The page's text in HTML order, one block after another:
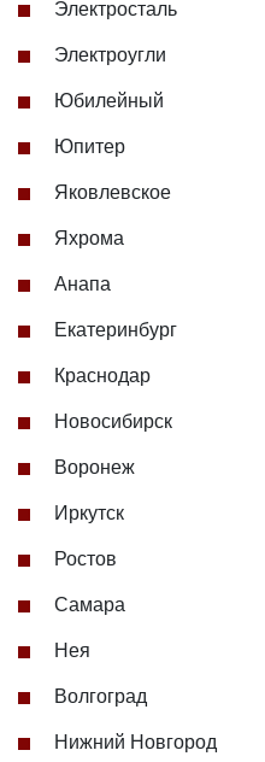
Электросталь
Электроугли
Юбилейный
Юпитер
Яковлевское
Яхрома
Анапа
Екатеринбург
Краснодар
Новосибирск
Воронеж
Иркутск
Ростов
Самара
Нея
Волгоград
Нижний Новгород